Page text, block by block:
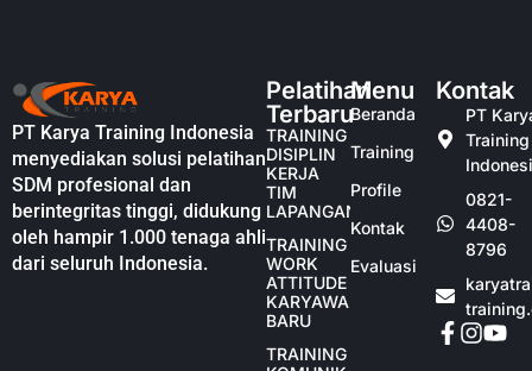
PT Karya Training Indonesia
menyediakan solusi pelatihan
SDM profesional dan
berintegritas tinggi, didukung
oleh hampir 1.000 tenaga ahli
dari seluruh Indonesia.
Pelatihan
Terbaru
TRAINING
DISIPLIN
KERJA
TIM
LAPANGAN
TRAINING
WORK
ATTITUDE
KARYAWAN
BARU
TRAINING
Menu
Beranda
Training
Profile
Kontak
Evaluasi
Kontak
PT
Training
0821-
4408-
8796